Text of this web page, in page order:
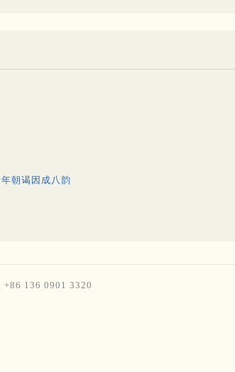
朝谒因成八韵
+86 136 0901 3320